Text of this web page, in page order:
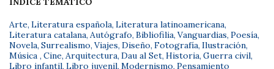
Arte, Literatura española, Literatura latinoamericana,
Literatura catalana, Autógrafo, Bibliofilia, Vanguardias, Poesía,
Novela, Surrealismo, Viajes, Diseño, Fotografía, Ilustración,
Música , Cine, Arquitectura, Dau al Set, Historia, Guerra civil,
Libro infantil, Libro juvenil, Modernismo, Pensamiento